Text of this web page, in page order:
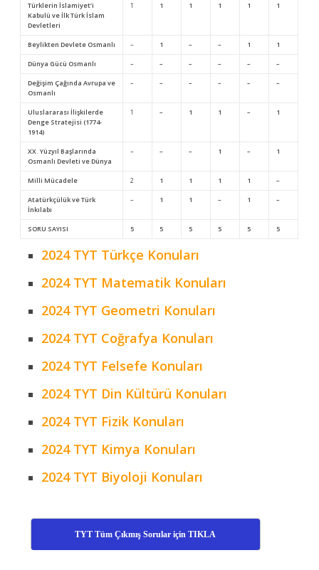
Türklerin İslamiyet’i
Kabulü ve İlk Türk İslam
Devletleri
1 1 1 1 1 1
Beylikten Devlete Osmanlı – 1 – – 1 1
Dünya Gücü Osmanlı – – – – – –
Değişim Çağında Avrupa ve
Osmanlı
– – – – – –
Uluslararası İlişkilerde
Denge Stratejisi (1774-
1914)
1 – 1 1 – 1
XX. Yüzyıl Başlarında
Osmanlı Devleti ve Dünya
– – – 1 – 1
Milli Mücadele 2 1 1 1 1 –
Atatürkçülük ve Türk
İnkılabı
– 1 1 – 1 –
SORU SAYISI 5 5 5 5 5 5
2024 TYT Türkçe Konuları
2024 TYT Matematik Konuları
2024 TYT Geometri Konuları
2024 TYT Coğrafya Konuları
2024 TYT Felsefe Konuları
2024 TYT Din Kültürü Konuları
2024 TYT Fizik Konuları
2024 TYT Kimya Konuları
2024 TYT Biyoloji Konuları
TYT Tüm Çıkmış Sorular için TIKLA